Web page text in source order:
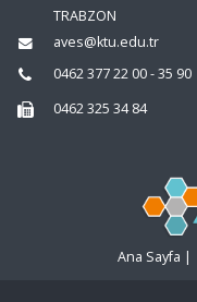
TRABZON
aves@ktu.edu.tr
0462 377 22 00 - 35 90
0462 325 34 84
Ana Sayfa |